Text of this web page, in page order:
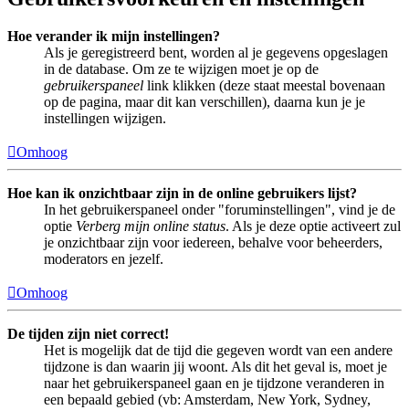
Hoe verander ik mijn instellingen?
Als je geregistreerd bent, worden al je gegevens opgeslagen
in de database. Om ze te wijzigen moet je op de
gebruikerspaneel link klikken (deze staat meestal bovenaan
op de pagina, maar dit kan verschillen), daarna kun je je
instellingen wijzigen.
Omhoog
Hoe kan ik onzichtbaar zijn in de online gebruikers lijst?
In het gebruikerspaneel onder "foruminstellingen", vind je de
optie Verberg mijn online status. Als je deze optie activeert zul
je onzichtbaar zijn voor iedereen, behalve voor beheerders,
moderators en jezelf.
Omhoog
De tijden zijn niet correct!
Het is mogelijk dat de tijd die gegeven wordt van een andere
tijdzone is dan waarin jij woont. Als dit het geval is, moet je
naar het gebruikerspaneel gaan en je tijdzone veranderen in
een bepaald gebied (vb: Amsterdam, New York, Sydney,